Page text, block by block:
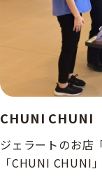
CHUNI CHUNI
ジェラートのお店
「CHUNI CHUNI」（チュニチュニ）は訪問販売のお